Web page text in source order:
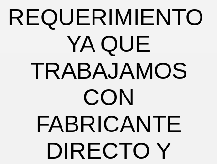
REQUERIMIENTO
YA QUE
TRABAJAMOS
CON
FABRICANTE
DIRECTO Y